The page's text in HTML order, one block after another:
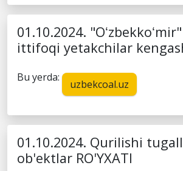
01.10.2024.
ittifoqi yetakchilar
Bu yerda:
uzbekcoal.uz
01.10.2024. Qurilishi
ob'ektlar RO'YXATI